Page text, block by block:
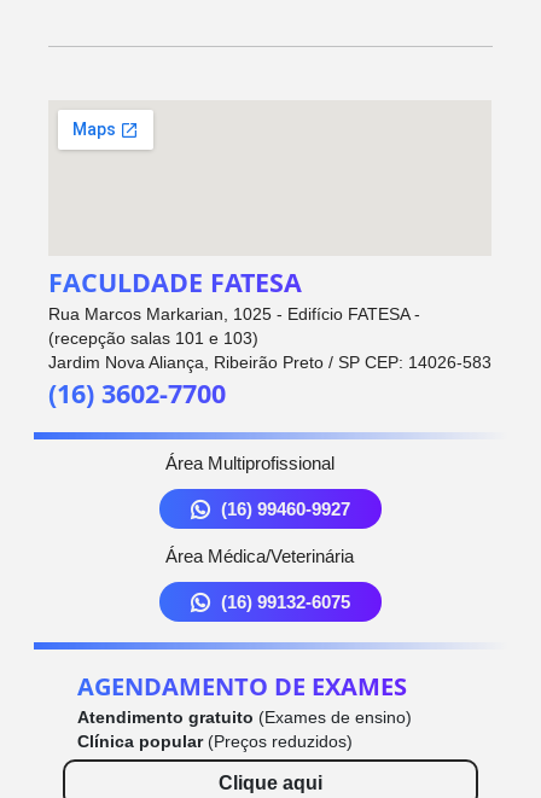
FACULDADE FATESA
Rua Marcos Markarian, 1025 - Edifício FATESA -
(recepção salas 101 e 103)
Jardim Nova Aliança, Ribeirão Preto / SP CEP: 14026-583
(16) 3602-7700
Área Multiprofissional
(16) 99460-9927
Área Médica/Veterinária
(16) 99132-6075
AGENDAMENTO DE EXAMES
Atendimento gratuito (Exames de ensino)
Clínica popular(Preços reduzidos)
Clique aqui